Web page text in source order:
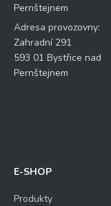
Pernštejnem
Adresa provozovny:
Zahradní 291
593 01 Bystřice nad
Pernštejnem
E-SHOP
Produkty